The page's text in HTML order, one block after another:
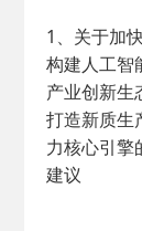
1、关于加
构建人工智
产业创新生
打造新质生
力核心引擎
建议